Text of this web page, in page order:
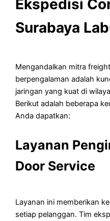
Ekspedisi
Surabaya
Mengandalkan mitra
berpengalaman adalah
jaringan yang kuat di
Berikut adalah beberapa
Anda dapatkan:
Layanan
Door Service
Layanan ini memberikan
setiap pelanggan. Tim